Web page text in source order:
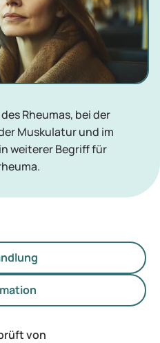
Rheumas, bei der
Muskulatur und im
weiterer Begriff für
von